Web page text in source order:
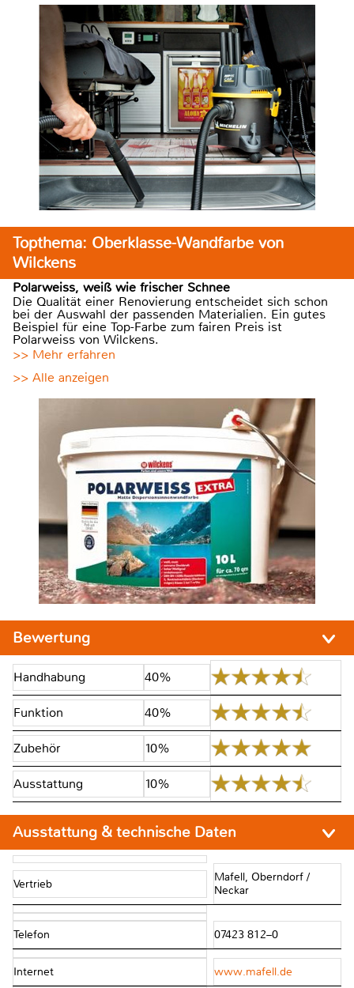
Topthema: Oberklasse-Wandfarbe von
Wilckens
Polarweiss, weiß wie frischer Schnee
Die Qualität einer Renovierung entscheidet sich schon
bei der Auswahl der passenden Materialien. Ein gutes
Beispiel für eine Top-Farbe zum fairen Preis ist
Polarweiss von Wilckens.
>> Mehr erfahren
>> Alle anzeigen
Bewertung
Handhabung 40%
Funktion 40%
Zubehör 10%
Ausstattung 10%
Ausstattung & technische Daten
Vertrieb
Mafell, Oberndorf /
Neckar
Telefon 07423 812–0
Internet www.mafell.de